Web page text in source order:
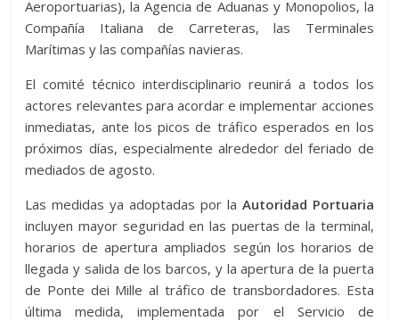
Aeroportuarias), la Agencia de Aduanas y Monopolios, la
Compañía Italiana de Carreteras, las Terminales
Marítimas y las compañías navieras.
El comité técnico interdisciplinario reunirá a todos los
actores relevantes para acordar e implementar acciones
inmediatas, ante los picos de tráfico esperados en los
próximos días, especialmente alrededor del feriado de
mediados de agosto.
Las medidas ya adoptadas por la Autoridad Portuaria
incluyen mayor seguridad en las puertas de la terminal,
horarios de apertura ampliados según los horarios de
llegada y salida de los barcos, y la apertura de la puerta
de Ponte dei Mille al tráfico de transbordadores. Esta
última medida, implementada por el Servicio de